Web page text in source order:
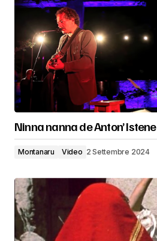
Ninna nanna de Anton’ Istene
Montanaru Video 2 Settembre 2024